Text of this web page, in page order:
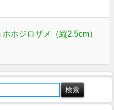
ホジロザメ（縦2.5cm）